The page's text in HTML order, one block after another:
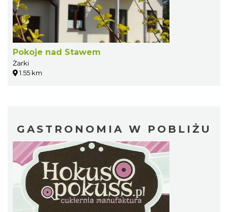
Pokoje nad Stawem
Żarki
1.55 km
GASTRONOMIA W POBLIŻU